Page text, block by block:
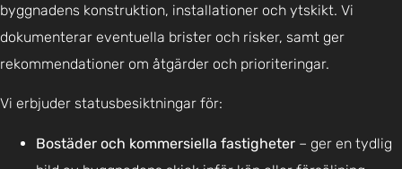
byggnadens konstruktion, installationer och ytskikt. Vi
dokumenterar eventuella brister och risker, samt ger
rekommendationer om åtgärder och prioriteringar.
Vi erbjuder statusbesiktningar för:
Bostäder och kommersiella fastigheter – ger en tydlig